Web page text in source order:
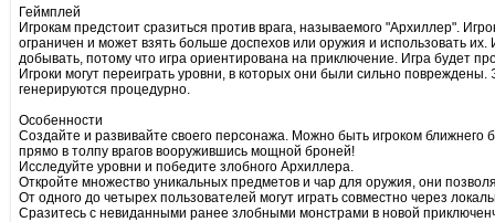
Геймплей
Игрокам предстоит сразиться против врага, называемого "Архиллер".
ограничен и может взять больше доспехов или оружия и использовать их.
добывать, потому что игра ориентирована на приключение. Игра будет
Игроки могут переиграть уровни, в которых они были сильно
генерируются процедурно.
Особенности
Создайте и развивайте своего персонажа. Можно быть игроком ближнего
прямо в толпу врагов вооружившись мощной броней!
Исследуйте уровни и победите злобного Архиллера.
Откройте множество уникальных предметов и чар для оружия, они
От одного до четырех пользователей могут играть совместно через
Сразитесь с невиданными ранее злобными монстрами в новой